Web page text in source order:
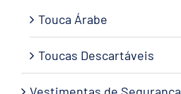
Touca Árabe
Toucas Descartáveis